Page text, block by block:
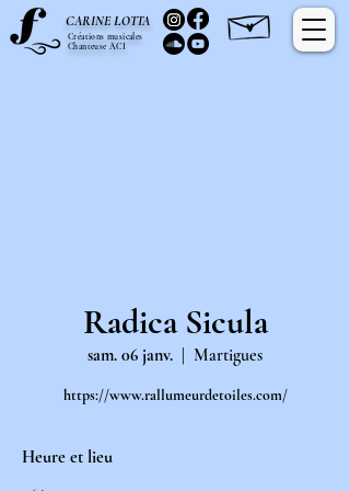
CARINE LOTTA
Chanteuse ACI
Créations musicales
Radica Sicula
sam. 06 janv. Martigues
https://www.rallumeurdetoiles.com/
Heure et lieu